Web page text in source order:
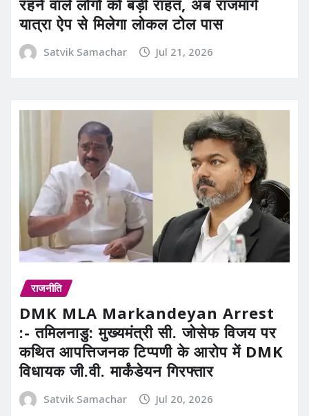
यात्रा ऐप से मिलेगा लोकल टोल पास
Satvik Samachar Jul 21, 2026
राजनीति
DMK MLA Markandeyan Arrest
:- तमिलनाडु: मुख्यमंत्री सी. जोसेफ विजय पर
कथित आपत्तिजनक टिप्पणी के आरोप में DMK
विधायक जी.वी. मार्कंडेयन गिरफ्तार
Satvik Samachar Jul 20, 2026